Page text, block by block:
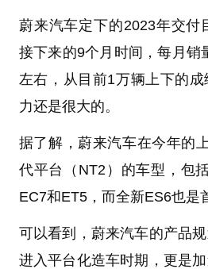
蔚来汽车定下的2023年交付
接下来的9个月时间，每月销
左右，从目前1万辆上下的
力还是很大的。
据了解，蔚来汽车在今年的
代平台（NT2）的车型，包
EC7和ET5，而全新ES6也是
可以看到，蔚来汽车的产品
进入平台化造车时期，更是